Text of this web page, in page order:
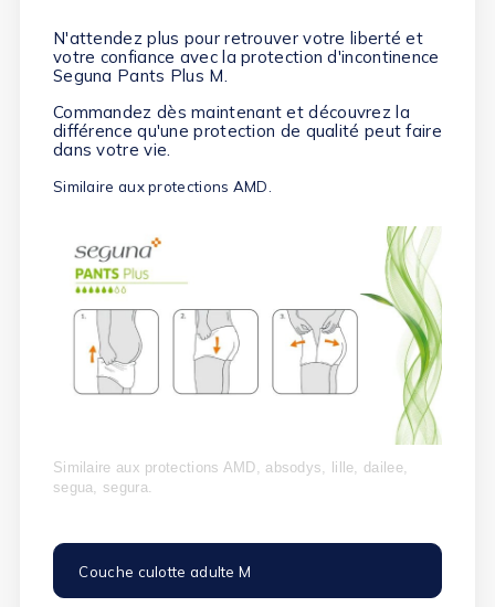
N'attendez plus pour retrouver votre liberté et
votre confiance avec la protection d'incontinence
Seguna Pants Plus M.
Commandez dès maintenant et découvrez la
différence qu'une protection de qualité peut faire
dans votre vie.
Similaire aux protections AMD.
Similaire aux protections AMD, absodys, lille, dailee,
segua, segura.
Couche culotte adulte M